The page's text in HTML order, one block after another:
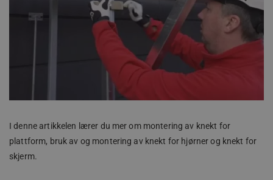
I denne artikkelen lærer du mer om montering av knekt for
plattform, bruk av og montering av knekt for hjørner og knekt for
skjerm.